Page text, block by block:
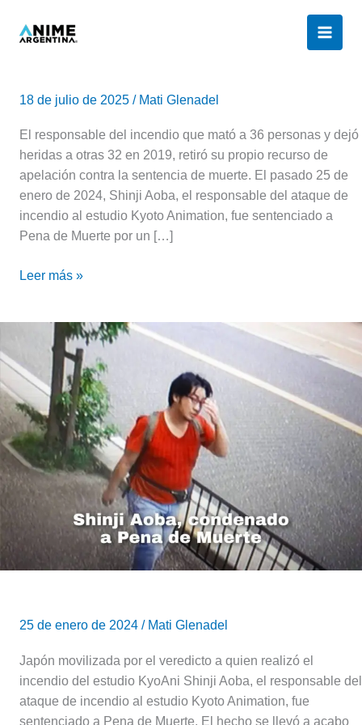
18 de julio de 2025 / Mati Glenadel
El responsable del incendio que mató a 36 personas y dejó
heridas a otras 32 en 2019, retiró su propio recurso de
apelación contra la sentencia de muerte. El pasado 25 de
enero de 2024, Shinji Aoba, el responsable del ataque de
incendio al estudio Kyoto Animation, fue sentenciado a
Pena de Muerte por un […]
qué
la
causa
del
incendio
de
Kyoto
yLeer más »
25 de enero de 2024 / Mati Glenadel
Japón movilizada por el veredicto a quien realizó el
incendio del estudio KyoAni Shinji Aoba, el responsable del
ataque de incendio al estudio Kyoto Animation, fue
sentenciado a Pena de Muerte. El hecho se llevó a acabo
Muerte
a
Shinji
Aoba
por
el
Incendio
Animation